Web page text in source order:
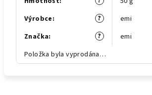
?
Výrobce:
emi
?
Značka:
emi
Položka byla vyprodána…